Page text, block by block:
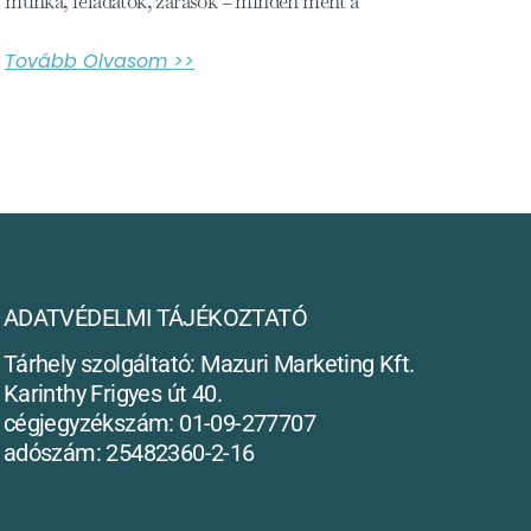
Tovább Olvasom >>
ADATVÉDELMI TÁJÉKOZTATÓ
Tárhely szolgáltató: Mazuri Marketing Kft.
Karinthy Frigyes út 40.
cégjegyzékszám: 01-09-277707
adószám: 25482360-2-16